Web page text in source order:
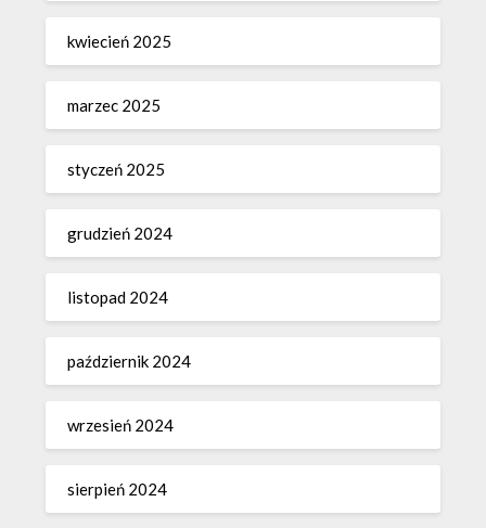
kwiecień 2025
marzec 2025
styczeń 2025
grudzień 2024
listopad 2024
październik 2024
wrzesień 2024
sierpień 2024